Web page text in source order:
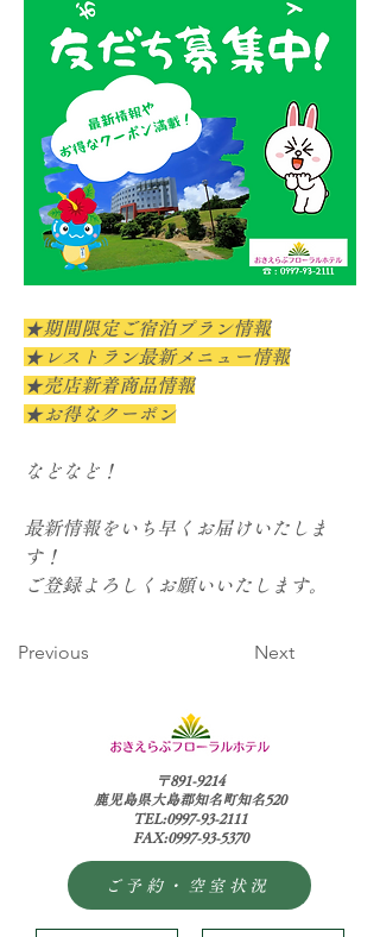
★期間限定ご宿泊プラン情報
★レストラン最新メニュー情報
★売店新着商品情報
★お得なクーポン
などなど！
最新情報をいち早くお届けいたしま
す！
ご登録よろしくお願いいたします。
Previous Next
〒891-9214
鹿児島県大島郡知名町知名520
TEL:0997-93-2111
FAX:0997-93-5370
ご予約・空室状況